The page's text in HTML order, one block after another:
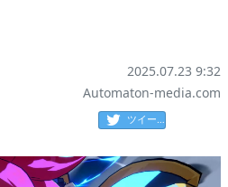
2025.07.23 9:32
Automaton-media.com
ツイート